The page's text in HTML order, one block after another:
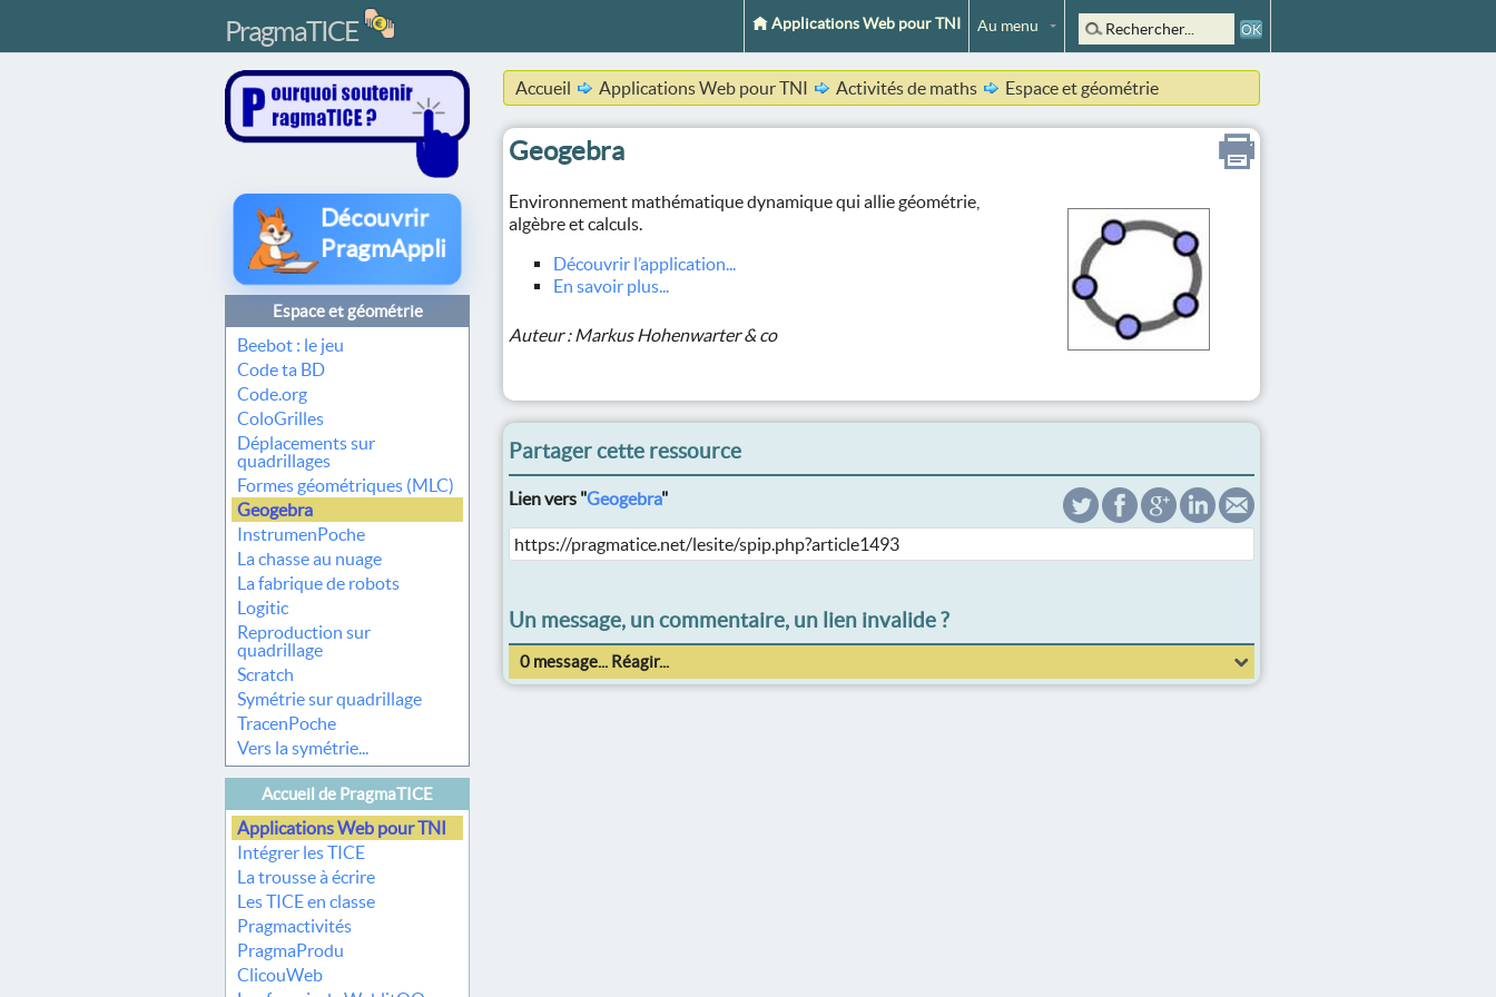
PragmaTICE Applications Web pour TNI Au menu
Découvrir
PragmAppli
Espace et géométrie
Beebot : le jeu
Code ta BD
Code.org
ColoGrilles
Déplacements sur
quadrillages
Formes géométriques (MLC)
Geogebra
InstrumenPoche
La chasse au nuage
La fabrique de robots
Logitic
Reproduction sur
quadrillage
Scratch
Symétrie sur quadrillage
TracenPoche
Vers la symétrie...
Accueil de PragmaTICE
Applications Web pour TNI
Intégrer les TICE
La trousse à écrire
Les TICE en classe
Pragmactivités
PragmaProdu
ClicouWeb
Accueil Applications Web pour TNI Activités de maths Espace et géométrie
Geogebra
Environnement mathématique dynamique qui allie géométrie,
algèbre et calculs.
Découvrir l’application...
En savoir plus...
Auteur : Markus Hohenwarter & co
Partager cette ressource
Lien vers "Geogebra"
Un message, un commentaire, un lien invalide ?
0 message... Réagir...